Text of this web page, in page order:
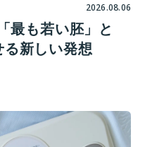
2026.08.06
最も若い胚」と
る新しい発想